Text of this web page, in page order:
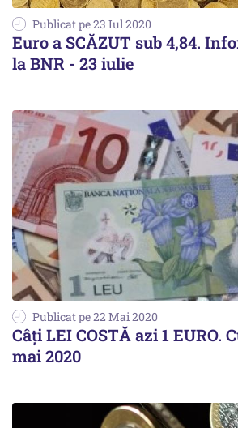
Publicat pe 23 Iul 2020
Euro a SCĂZUT sub 4,84.
la BNR - 23 iulie
Publicat pe 22 Mai 2020
Câți LEI COSTĂ azi 1 EURO.
mai 2020